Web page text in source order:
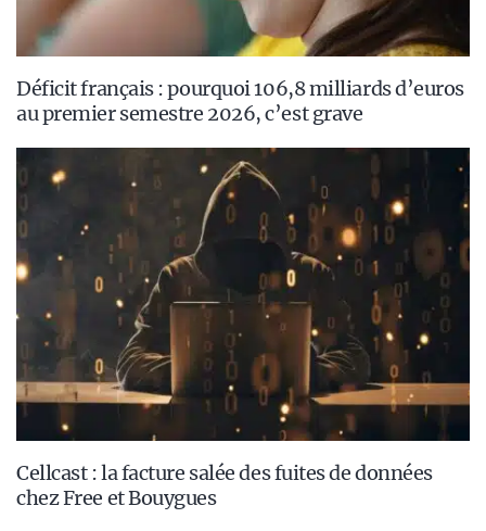
Déficit français : pourquoi 106,8 milliards d’euros
au premier semestre 2026, c’est grave
Cellcast : la facture salée des fuites de données
chez Free et Bouygues